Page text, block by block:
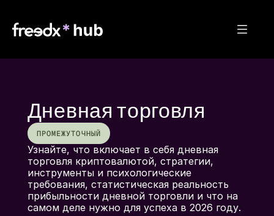
Дневная торговля
ПРОМЕЖУТОЧНЫЙ
Узнайте, что включает в себя дневная
торговля криптовалютой, стратегии,
инструменты и психологические
требования, статистическая реальность
прибыльности дневной торговли и что на
самом деле нужно для успеха в 2026 году.